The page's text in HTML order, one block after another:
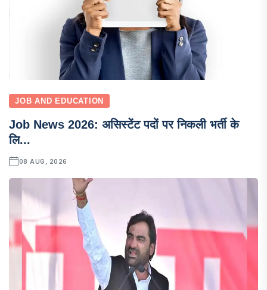
JOB AND EDUCATION
Job News 2026: असिस्टेंट पदों पर निकली भर्ती के
लि...
08 AUG, 2026